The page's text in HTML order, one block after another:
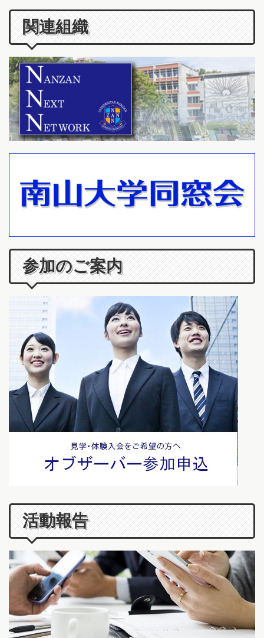
関連組織
参加のご案内
活動報告